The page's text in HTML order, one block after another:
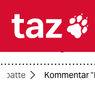

Kommentar